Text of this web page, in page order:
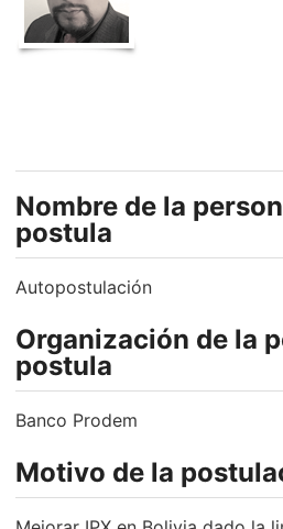
Nombre de la
postula
Autopostulación
Organización de la
postula
Banco Prodem
Motivo de la